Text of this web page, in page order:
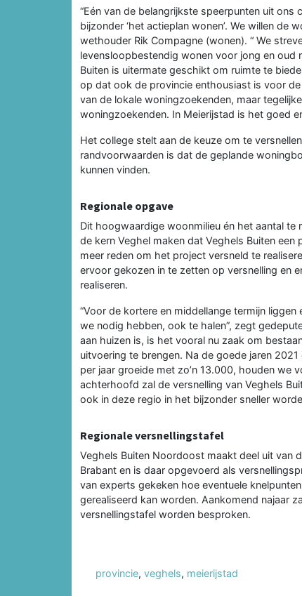
“Eén van de belangrijkste speerpunten uit ons
bijzonder ‘het actieplan wonen’. We willen de
wethouder Rik Compagne (wonen). “ We
levensloopbestendig wonen voor jong en
Buiten is uitermate geschikt om ruimte te
op dat ook de provincie enthousiast is voor
van de lokale woningzoekenden, maar
woningzoekenden. In Meierijstad is het goed
Het college stelt aan de keuze om te
randvoorwaarden is dat de geplande
kunnen vinden.
Regionale opgave
Dit hoogwaardige woonmilieu én het aantal te
de kern Veghel maken dat Veghels Buiten
meer reden om het project versneld te
ervoor gekozen in te zetten op versnelling en
realiseren.
“Voor de kortere en middellange termijn
we nodig hebben, ook te halen”, zegt
aan huizen is, is het vooral nu zaak om
uitvoering te brengen. Na de goede jaren
per jaar groeide met zo’n 13.000, houden we
achterhoofd zal de versnelling van Veghels
ook in deze regio in het bijzonder sneller
Regionale versnellingstafel
Veghels Buiten Noordoost maakt deel uit van
Brabant en is daar opgevoerd als
van experts gekeken hoe eventuele
gerealiseerd kan worden. Aankomend najaar
versnellingstafel worden besproken.
provincie, veghels, meierijstad